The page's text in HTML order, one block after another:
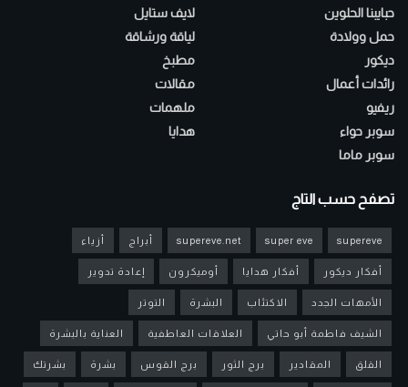
حبايبنا الحلوين
حمل وولادة
ديكور
رائدات أعمال
ريفيو
سوبر حواء
سوبر ماما
لايف ستايل
لياقة ورشاقة
مطبخ
مقالات
ملهمات
هدايا
تصفح حسب التاج
supereve
super eve
supereve.net أبراج أزياء
أفكار ديكور أفكار هدايا أوميكرون إعادة تدوير
الأمهات الجدد الاكتئاب البشرة التوتر
الشيف فاطمة أبو حاتي العلاقات العاطفية العناية بالبشرة
القلق المقادير برج الثور برج القوس بشرة بشرتك